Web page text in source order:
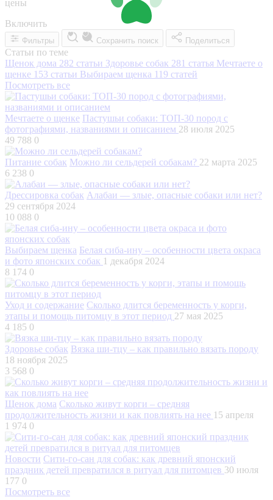
цены
Включить
Фильтры Сохранить поиск Поделиться
Статьи по теме
Щенок дома 282 статьи Здоровье собак 281 статья Мечтаете о
щенке 153 статьи Выбираем щенка 119 статей
Посмотреть все
Мечтаете о щенке Пастушьи собаки: ТОП-30 пород с
фотографиями, названиями и описанием 28 июля 2025
49 788 0
Питание собак Можно ли сельдерей собакам? 22 марта 2025
6 238 0
Дрессировка собак Алабаи — злые, опасные собаки или нет?
29 сентября 2024
10 088 0
Выбираем щенка Белая сиба-ину – особенности цвета окраса
и фото японских собак 1 декабря 2024
8 174 0
Уход и содержание Сколько длится беременность у корги,
этапы и помощь питомцу в этот период 27 мая 2025
4 185 0
Здоровье собак Вязка ши-тцу – как правильно вязать породу
18 ноября 2025
3 568 0
Щенок дома Сколько живут корги – средняя
продолжительность жизни и как повлиять на нее 15 апреля
1 974 0
Новости Сити-го-сан для собак: как древний японский
праздник детей превратился в ритуал для питомцев 30 июля
177 0
Посмотреть все